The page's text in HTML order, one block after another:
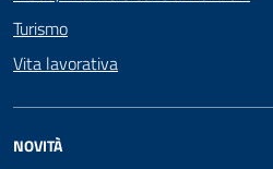
Turismo
Vita lavorativa
NOVITÀ